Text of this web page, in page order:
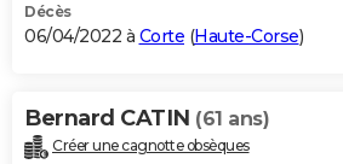
Décès
06/04/2022 à Corte (Haute-Corse)
Bernard CATIN (61 ans)
Créer une cagnotte obsèques